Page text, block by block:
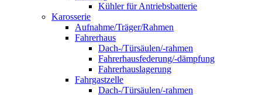
Kühler für Antriebsbatterie
Karosserie
Aufnahme/Träger/Rahmen
Fahrerhaus
Dach-/Türsäulen/-rahmen
Fahrerhausfederung/-dämpfung
Fahrerhauslagerung
Fahrgastzelle
Dach-/Türsäulen/-rahmen